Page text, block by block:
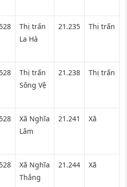
528
Thị trấn
La Hà
21.235 Thị trấn
528
Thị trấn
Sông Vệ
21.238 Thị trấn
528
Xã Nghĩa
Lâm
21.241 Xã
528
Xã Nghĩa
Thắng
21.244 Xã